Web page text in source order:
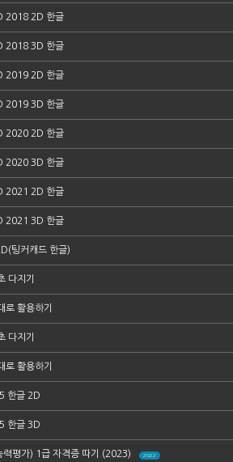
2018 2D 한글
2018 3D 한글
2019 2D 한글
2019 3D 한글
2020 2D 한글
2020 3D 한글
2021 2D 한글
2021 3D 한글
팅커캐드 한글)
다지기
활용하기
다지기
활용하기
한글 2D
한글 3D
평가) 1급 자격증 따기 (2023) 2022